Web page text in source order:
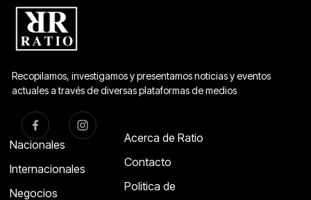
Recopilamos, investigamos y presentamos noticias y eventos
actuales a través de diversas plataformas de medios
Nacionales
Internacionales
Negocios
Acerca de Ratio
Contacto
Politica de